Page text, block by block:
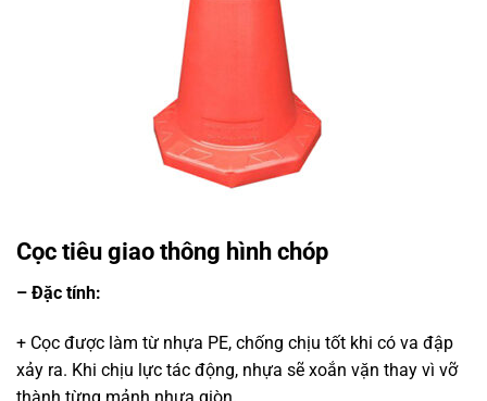
Cọc tiêu giao thông hình chóp
– Đặc tính:
+ Cọc được làm từ nhựa PE, chống chịu tốt khi có va đập
xảy ra. Khi chịu lực tác động, nhựa sẽ xoắn vặn thay vì vỡ